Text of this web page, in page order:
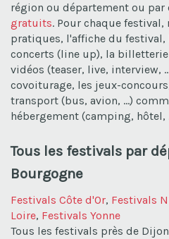
région ou département ou par
gratuits. Pour chaque
pratiques, l'affiche du festival,
concerts (line up), la
vidéos (teaser, live, interview,
covoiturage, les jeux-
transport (bus, avion, ...)
hébergement (camping, hôtel,
Tous les festivals par
Bourgogne
Festivals Côte d'Or, Festivals
Loire, Festivals Yonne
Tous les festivals près de